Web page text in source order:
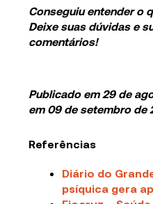
Conseguiu entender o
Deixe suas dúvidas e
comentários!
Publicado em 29 de
em 09 de setembro de
Referências
Diário do
psíquica gera